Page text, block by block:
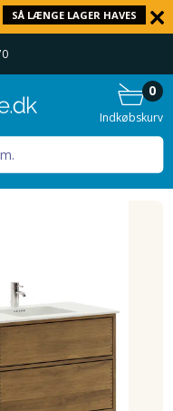
SÅ LÆNGE LAGER HAVES
Indkøbskurv
0